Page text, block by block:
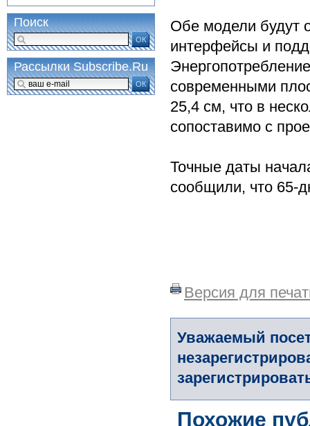
Обе модели будут
интерфейсы и
современными
25,4 см, что в
сопоставимо с
Точные даты
сообщили, что 65-
Версия для
Уважаемый
Похожие
Поиск
ОК
Рассылки Subscribe.Ru
ОК